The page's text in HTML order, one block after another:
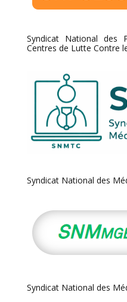
Syndicat National des
Centres de Lutte Contre
Syndicat National des
Syndicat National des